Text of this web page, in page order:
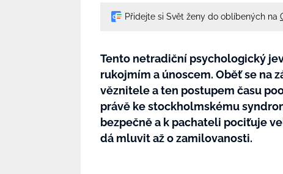
Přidejte si Svět ženy do oblíbených na
Tento netradiční psychologický
rukojmím a únoscem. Oběť se na
věznitele a ten postupem času
právě ke stockholmskému
bezpečně a k pachateli pociťuje
dá mluvit až o zamilovanosti.